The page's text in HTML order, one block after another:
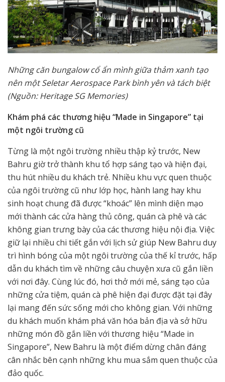
Những căn bungalow cổ ẩn mình giữa thảm xanh tạo
nên một Seletar Aerospace Park bình yên và tách biệt
(Nguồn: Heritage SG Memories)
Khám phá các thương hiệu “Made in Singapore” tại
một ngôi trường cũ
Từng là một ngôi trường nhiều thập kỷ trước, New
Bahru giờ trở thành khu tổ hợp sáng tạo và hiện đại,
thu hút nhiều du khách trẻ. Nhiều khu vực quen thuộc
của ngôi trường cũ như lớp học, hành lang hay khu
sinh hoạt chung đã được “khoác” lên mình diện mạo
mới thành các cửa hàng thủ công, quán cà phê và các
không gian trưng bày của các thương hiệu nội địa. Việc
giữ lại nhiều chi tiết gắn với lịch sử giúp New Bahru duy
trì hình bóng của một ngôi trường của thế kỉ trước, hấp
dẫn du khách tìm về những câu chuyện xưa cũ gắn liền
với nơi đây. Cùng lúc đó, hơi thở mới mẻ, sáng tạo của
những cửa tiệm, quán cà phê hiện đại được đặt tại đây
lại mang đến sức sống mới cho không gian. Với những
du khách muốn khám phá văn hóa bản địa và sở hữu
những món đồ gắn liền với thương hiệu “Made in
Singapore”, New Bahru là một điểm dừng chân đáng
cân nhắc bên cạnh những khu mua sắm quen thuộc của
đảo quốc.